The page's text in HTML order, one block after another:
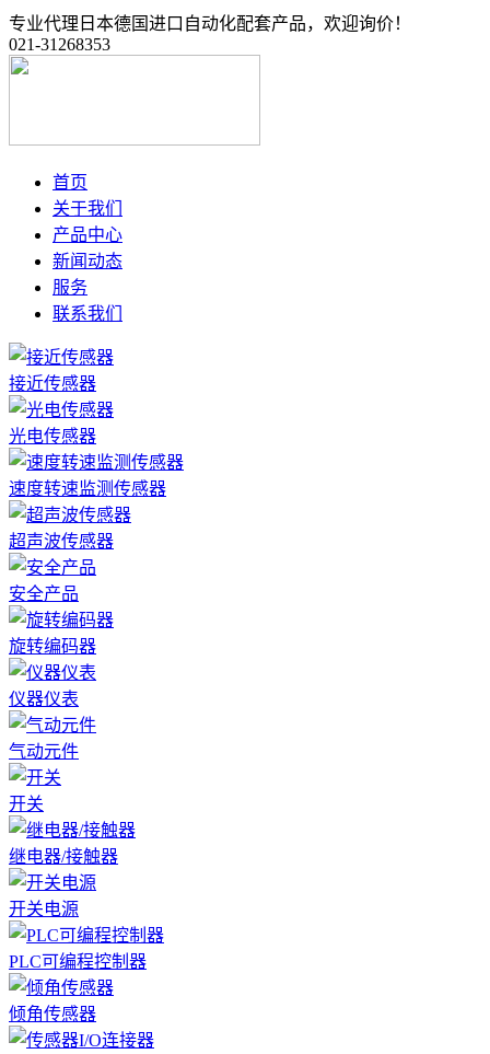
专业代理日本德国进口自动化配套产品，欢迎询价！
021-31268353
首页
关于我们
产品中心
新闻动态
服务
联系我们
接近传感器
光电传感器
速度转速监测传感器
超声波传感器
安全产品
旋转编码器
仪器仪表
气动元件
开关
继电器/接触器
开关电源
PLC可编程控制器
倾角传感器